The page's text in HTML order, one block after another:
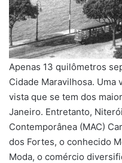
Apenas 13 quilômetros
Cidade Maravilhosa.
vista que se tem dos
Janeiro. Entretanto,
Contemporânea (MAC)
dos Fortes, o conhecido
Moda, o comércio